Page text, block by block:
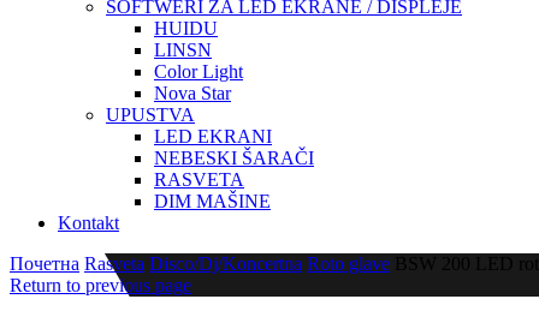
SOFTWERI ZA LED EKRANE / DISPLEJE
HUIDU
LINSN
Color Light
Nova Star
UPUSTVA
LED EKRANI
NEBESKI ŠARAČI
RASVETA
DIM MAŠINE
Kontakt
Почетна Rasveta Disco/Dj/Koncertna Roto glave BSW 200 LED
Return to previous page